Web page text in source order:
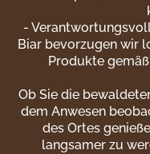
-
Biar bevorzugen wir
Produkte
Ob Sie die
dem Anwesen
des Ortes
langsamer zu